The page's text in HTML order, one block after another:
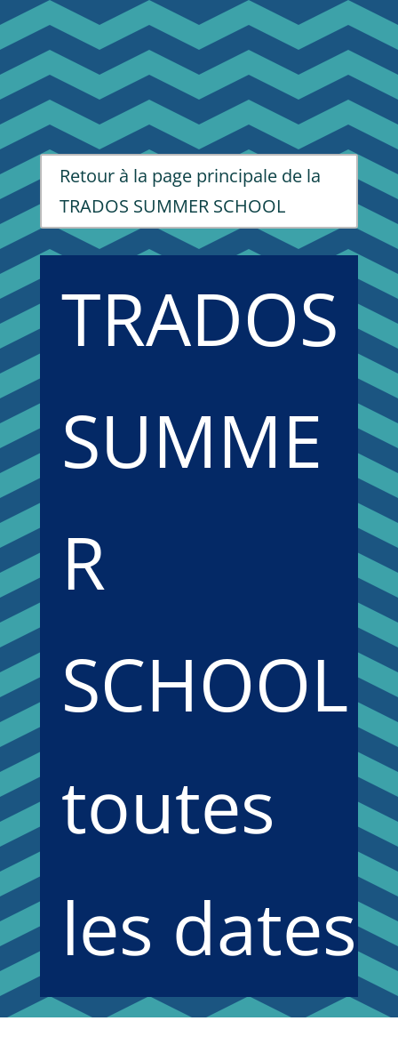
Retour à la page principale de la
TRADOS SUMMER SCHOOL
TRADOS
SUMME
R
SCHOOL
toutes
les dates